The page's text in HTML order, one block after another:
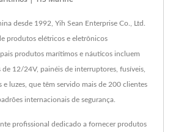
desde 1992, Yih Sean Enterprise Co., Ltd.
produtos elétricos e eletrônicos
produtos marítimos e náuticos incluem
12/24V, painéis de interruptores, fusíveis,
luzes, que têm servido mais de 200 clientes
internacionais de segurança.
profissional dedicado a fornecer produtos